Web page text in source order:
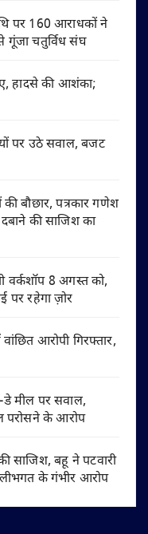
पर 160 आराधकों ने
गूंजा चतुर्विध संघ
हादसे की आशंका;
पर उठे सवाल, बजट
बौछार, पत्रकार गणेश
की साजिश का
वर्कशॉप 8 अगस्त को,
पर रहेगा ज़ोर
आरोपी गिरफ्तार,
डे मील पर सवाल,
परोसने के आरोप
साजिश, बहू ने पटवारी
के गंभीर आरोप